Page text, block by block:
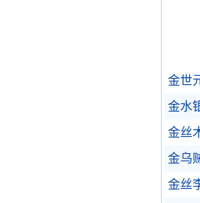
金世
金水
金丝
金乌
金丝